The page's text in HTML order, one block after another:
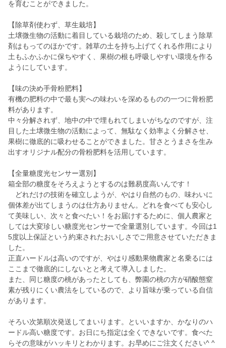
を育むことができました。
【除草剤使わず、草生栽培】
土壌微生物の活動に着目している栽培のため、殺してしまう除草
剤はもってのほかです。雑草の土を持ち上げてくれる作用により
土もふかふかに保ちやすく、果樹の根も呼吸しやすい環境を作る
ようにしています。
【味の決め手骨粉肥料】
有機の肥料の中で最も実への味わいを深めるものの一つに骨粉肥
料があります。
中々分解されず、地中の中で埋もれてしまいがちなのですが、注
目した土壌微生物の活動によって、無駄なく効率よく分解させ、
果樹に徹底的に吸わせることができました。甘さとうまさを生み
出すオリジナル配分の骨粉肥料を活用しています。
【全量糖度光センサー選別】
箱全部の糖度をそろえようとするのは難易度高いんです！
どれだけの技術を確立しようが、やはり自然のもの、味わいに
個体差が出てしまうのは仕方ありません。どれを食べても安心し
て美味しい、次々と食べたい！をお届けするために、個人農家と
しては大変珍しい糖度光センサーで全量選別しています。今回は1
5度以上保証という約束されたおいしさでご用意させていただきま
した。
正直ハードルは高いのですが、やはり感動果物農家と名乗るには
ここまで徹底的にしないとと考えて導入しました。
また、同じ糖度の桃があったとしても、弊園の桃の方が硝酸態窒
素が残りにくい農法をしているので、より旨味が乗っている自信
があります。
そろい次第順次発送してまいります。といいますか、かなりのハ
ードル高い糖度です。お日にち指定は全くできないです。食べた
らその意味がハッキリとわかります。お早めにご注文ください^ ^